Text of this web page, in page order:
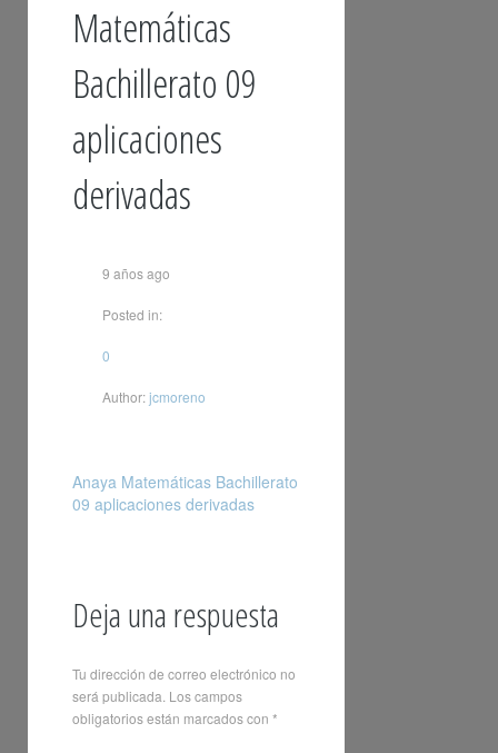
Matemáticas
Bachillerato 09
aplicaciones
derivadas
9 años ago
Posted in:
0
Author:jcmoreno
Anaya Matemáticas Bachillerato
09 aplicaciones derivadas
Deja una respuesta
Tu dirección de correo electrónico no
será publicada. Los campos
obligatorios están marcados con *